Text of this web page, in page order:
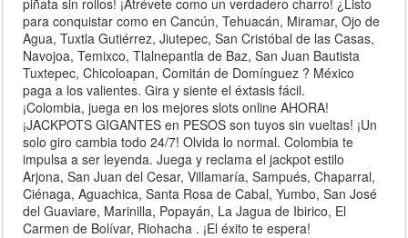
para conquistar como en Cancún, Tehuacán, Miramar, Ojo de
Agua, Tuxtla Gutiérrez, Jiutepec, San Cristóbal de las Casas,
Navojoa, Temixco, Tlalnepantla de Baz, San Juan Bautista
Tuxtepec, Chicoloapan, Comitán de Domínguez ? México
paga a los valientes. Gira y siente el éxtasis fácil.
¡Colombia, juega en los mejores slots online AHORA!
¡JACKPOTS GIGANTES en PESOS son tuyos sin vueltas! ¡Un
solo giro cambia todo 24/7! Olvida lo normal. Colombia te
impulsa a ser leyenda. Juega y reclama el jackpot estilo
Arjona, San Juan del Cesar, Villamaría, Sampués, Chaparral,
Ciénaga, Aguachica, Santa Rosa de Cabal, Yumbo, San José
del Guaviare, Marinilla, Popayán, La Jagua de Ibirico, El
Carmen de Bolívar, Riohacha . ¡El éxito te espera!